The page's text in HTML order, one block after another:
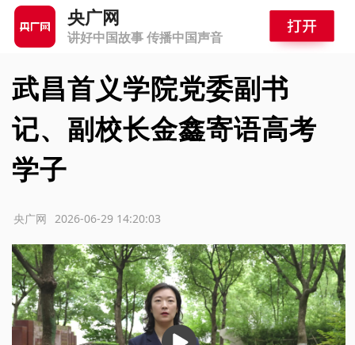
央广网
讲好中国故事 传播中国声音
武昌首义学院党委副书
记、副校长金鑫寄语高考
学子
2026-06-29 14:20:03
央广网
播
放